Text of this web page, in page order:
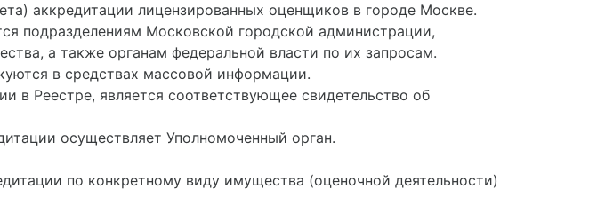
аккредитации лицензированных оценщиков в городе Москве.
подразделениям Московской городской администрации,
а также органам федеральной власти по их запросам.
в средствах массовой информации.
в Реестре, является соответствующее свидетельство об
осуществляет Уполномоченный орган.
по конкретному виду имущества (оценочной деятельности)